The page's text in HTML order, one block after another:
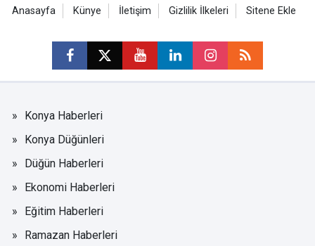
Anasayfa Künye İletişim Gizlilik İlkeleri Sitene Ekle
Konya Haberleri
Konya Düğünleri
Düğün Haberleri
Ekonomi Haberleri
Eğitim Haberleri
Ramazan Haberleri